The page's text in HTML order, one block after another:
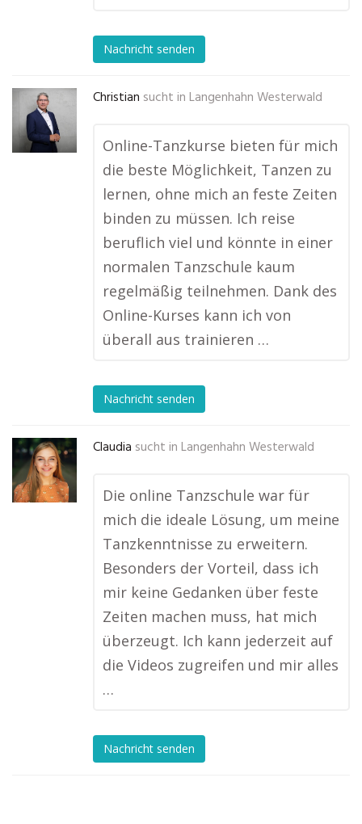
Nachricht senden
Christian sucht in Langenhahn Westerwald
Online-Tanzkurse bieten für mich
die beste Möglichkeit, Tanzen zu
lernen, ohne mich an feste Zeiten
binden zu müssen. Ich reise
beruflich viel und könnte in einer
normalen Tanzschule kaum
regelmäßig teilnehmen. Dank des
Online-Kurses kann ich von
überall aus trainieren …
Nachricht senden
Claudia sucht in Langenhahn Westerwald
Die online Tanzschule war für
mich die ideale Lösung, um meine
Tanzkenntnisse zu erweitern.
Besonders der Vorteil, dass ich
mir keine Gedanken über feste
Zeiten machen muss, hat mich
überzeugt. Ich kann jederzeit auf
die Videos zugreifen und mir alles
…
Nachricht senden